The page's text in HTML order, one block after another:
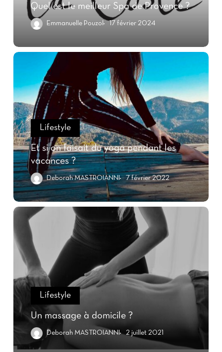
Quel est le meilleur Spa de Provence ?
Emmanuelle Pouzol 17 février 2024
Lifestyle
Et si on faisait du yoga pendant les
vacances ?
Deborah MASTROIANNI 7 février 2022
Lifestyle
Un massage à domicile ?
Deborah MASTROIANNI 2 juillet 2021